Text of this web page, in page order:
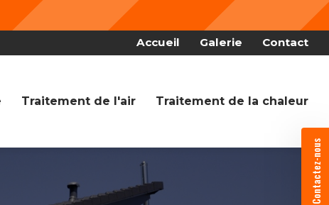
Nous
Contactez-nous
Accueil Galerie
Contact
Traitement de l'air Traitement de la chaleur